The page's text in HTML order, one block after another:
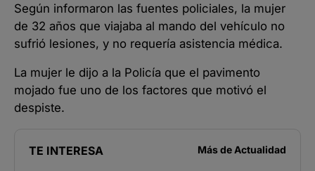
Según informaron las fuentes policiales, la mujer
de 32 años que viajaba al mando del vehículo no
sufrió lesiones, y no requería asistencia médica.
La mujer le dijo a la Policía que el pavimento
mojado fue uno de los factores que motivó el
despiste.
TE INTERESA Más de Actualidad